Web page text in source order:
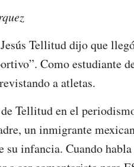
Tellitud dijo que
Como estudiante
a atletas.
Tellitud en el
un inmigrante
su infancia. Cuando